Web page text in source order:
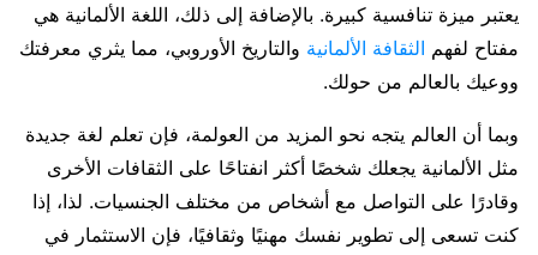
يعتبر ميزة تنافسية كبيرة. بالإضافة إلى ذلك، اللغة الألمانية هي
مفتاح لفهم الثقافة الألمانية والتاريخ الأوروبي، مما يثري معرفتك
ووعيك بالعالم من حولك.
وبما أن العالم يتجه نحو المزيد من العولمة، فإن تعلم لغة جديدة
مثل الألمانية يجعلك شخصًا أكثر انفتاحًا على الثقافات الأخرى
وقادرًا على التواصل مع أشخاص من مختلف الجنسيات. لذا، إذا
كنت تسعى إلى تطوير نفسك مهنيًا وثقافيًا، فإن الاستثمار في